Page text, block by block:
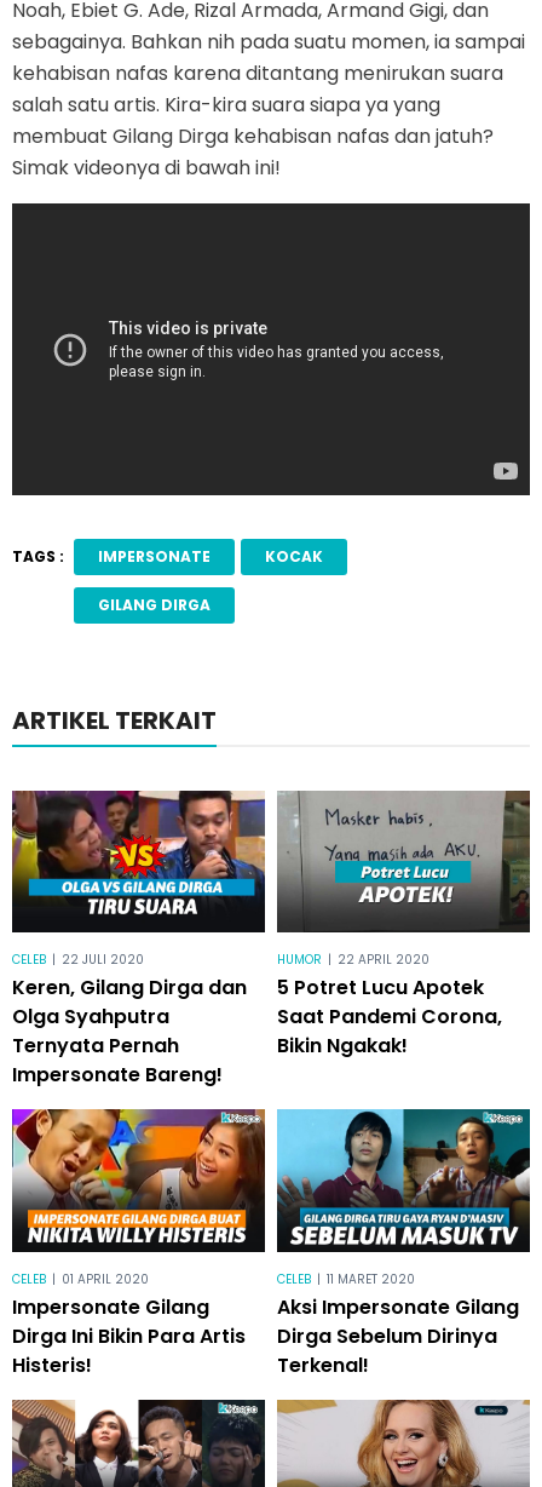
Noah, Ebiet G. Ade, Rizal Armada, Armand Gigi, dan
sebagainya. Bahkan nih pada suatu momen, ia sampai
kehabisan nafas karena ditantang menirukan suara
salah satu artis. Kira-kira suara siapa ya yang
membuat Gilang Dirga kehabisan nafas dan jatuh?
Simak videonya di bawah ini!
TAGS : IMPERSONATE KOCAK
GILANG DIRGA
ARTIKEL TERKAIT
CELEB | 22 JULI 2020
Keren, Gilang Dirga dan
Olga Syahputra
Ternyata Pernah
Impersonate Bareng!
HUMOR | 22 APRIL 2020
5 Potret Lucu Apotek
Saat Pandemi Corona,
Bikin Ngakak!
CELEB | 01 APRIL 2020
Impersonate Gilang
Dirga Ini Bikin Para Artis
Histeris!
CELEB | 11 MARET 2020
Aksi Impersonate Gilang
Dirga Sebelum Dirinya
Terkenal!